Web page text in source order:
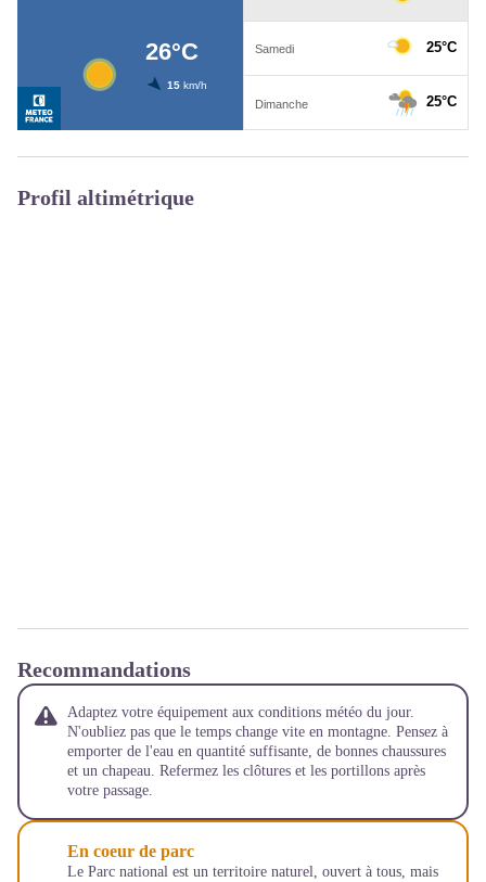
Profil altimétrique
Recommandations
Adaptez votre équipement aux conditions météo du jour.
N'oubliez pas que le temps change vite en montagne. Pensez à
emporter de l'eau en quantité suffisante, de bonnes chaussures
et un chapeau. Refermez les clôtures et les portillons après
votre passage.
En coeur de parc
Le Parc national est un territoire naturel, ouvert à tous, mais